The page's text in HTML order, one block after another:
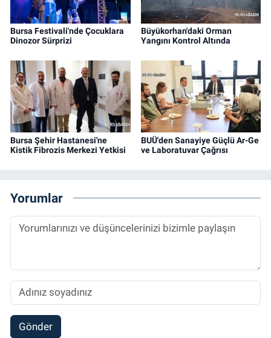
Bursa Festivali'nde Çocuklara
Dinozor Sürprizi
Büyükorhan'daki Orman
Yangını Kontrol Altında
Bursa Şehir Hastanesi'ne
Kistik Fibrozis Merkezi Yetkisi
BUÜ'den Sanayiye Güçlü Ar-Ge
ve Laboratuvar Çağrısı
Yorumlar
Gönder